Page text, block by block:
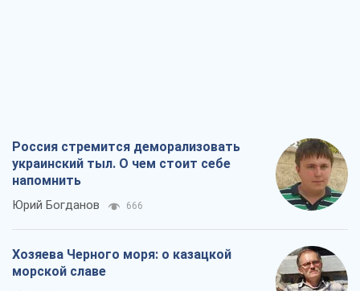
Россия стремится деморализовать
украинский тыл. О чем стоит себе
напомнить
Юрий Богданов 666
Хозяева Черного моря: о казацкой
морской славе